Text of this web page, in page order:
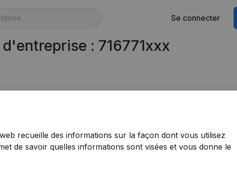
Se connecter
: 716771xxx
recueille des informations sur la façon dont vous utilisez
de savoir quelles informations sont visées et vous donne le